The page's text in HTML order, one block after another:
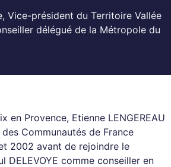
Vice-président du Territoire Vallée
délégué de la Métropole du
en Provence, Etienne LENGEREAU
des Communautés de France
2002 avant de rejoindre le
DELEVOYE comme conseiller en